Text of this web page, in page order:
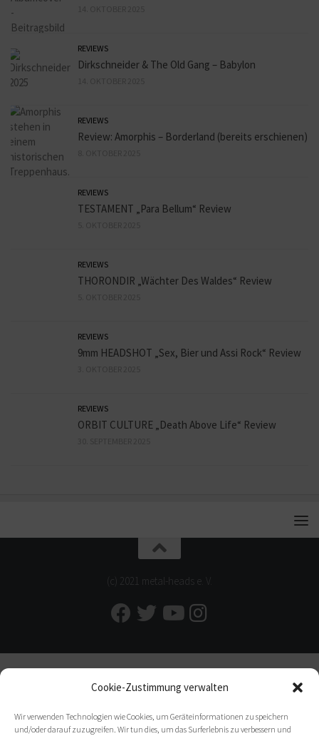
Cookie-Zustimmung verwalten
Wir verwenden Technologien wie Cookies, um Geräteinformationen zu speichern
und/oder darauf zuzugreifen. Wir tun dies, um das Surferlebnis zu verbessern und
REVIEWS
Dirkschneider & The Old Gang – Babylon
REVIEWS
Review: Amorphis – Borderland (bereits erschienen)
REVIEWS
TESTAMENT „Para Bellum“ Review
REVIEWS
THORONDIR „Wächter Des Waldes“ Review
REVIEWS
9mm HEADSHOT „Sex, Bier und Assi Rock“ Review
REVIEWS
ORBIT CULTURE „Death Above Life“ Review
(c) 2021 metal-heads e. V.